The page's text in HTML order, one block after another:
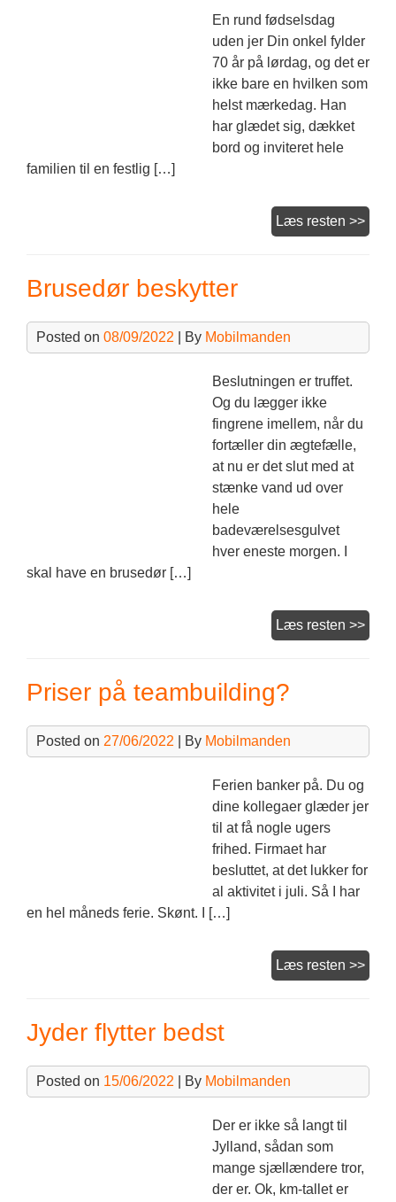
En rund fødselsdag
uden jer Din onkel fylder
70 år på lørdag, og det er
ikke bare en hvilken som
helst mærkedag. Han
har glædet sig, dækket
bord og inviteret hele
familien til en festlig […]
Læs resten >>
på
Brusedør beskytter
Posted on 08/09/2022 | By Mobilmanden
Beslutningen er truffet.
Og du lægger ikke
fingrene imellem, når du
fortæller din ægtefælle,
at nu er det slut med at
stænke vand ud over
hele
badeværelsesgulvet
hver eneste morgen. I
skal have en brusedør […]
Læs resten >>
Priser på teambuilding?
Posted on 27/06/2022 | By Mobilmanden
Ferien banker på. Du og
dine kollegaer glæder jer
til at få nogle ugers
frihed. Firmaet har
besluttet, at det lukker for
al aktivitet i juli. Så I har
en hel måneds ferie. Skønt. I […]
Læs resten >>
på
Jyder flytter bedst
Posted on 15/06/2022 | By Mobilmanden
Der er ikke så langt til
Jylland, sådan som
mange sjællændere tror,
der er. Ok, km-tallet er